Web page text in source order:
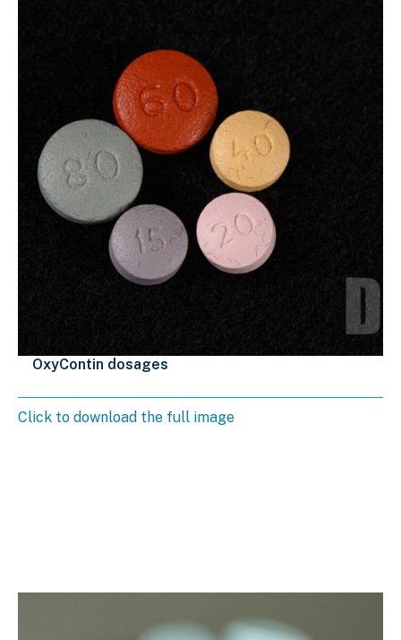
OxyContin dosages
Click to download the full image